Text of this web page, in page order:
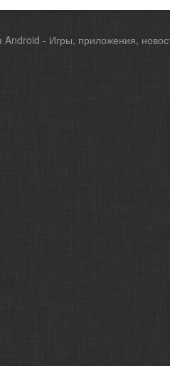
- Игры, приложения,